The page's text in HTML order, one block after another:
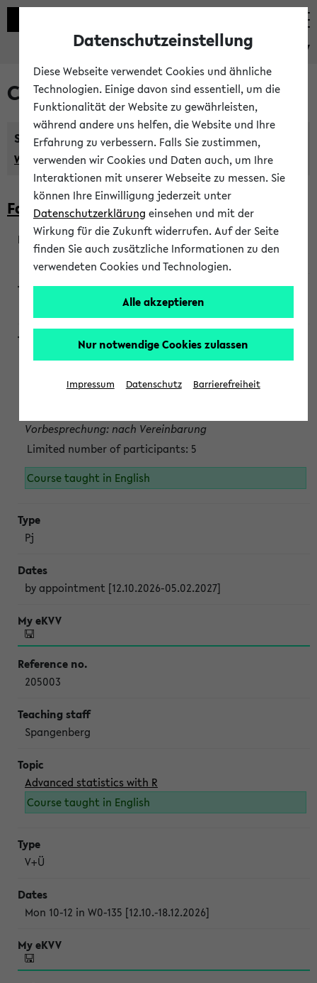
eKVV
Courses taught in English
Semester:
WiSe 2026/2027 SoSe 2026 Previous...
Faculty of Biology
200923
Wendisch, Peters-Wendisch, Stegelmann
Projektmodul "Bakterielle Biotechnologie"
Persönliche Anmeldung beim Veranstalter ist unbedingt
Vorbesprechung: nach Vereinbarung
Limited number of participants: 5
Course taught in English
Pj
by appointment [12.10.2026-05.02.2027]
205003
Spangenberg
Advanced statistics with R
Course taught in English
V+Ü
Mon 10-12 in W0-135 [12.10.-18.12.2026]
Datenschutzeinstellung
Diese Webseite verwendet Cookies und ähnliche
Technologien. Einige davon sind essentiell, um die
Funktionalität der Website zu gewährleisten,
während andere uns helfen, die Website und Ihre
Erfahrung zu verbessern. Falls Sie zustimmen,
verwenden wir Cookies und Daten auch, um Ihre
Interaktionen mit unserer Webseite zu messen. Sie
können Ihre Einwilligung jederzeit unter
Datenschutzerklärung einsehen und mit der
Wirkung für die Zukunft widerrufen. Auf der Seite
finden Sie auch zusätzliche Informationen zu den
verwendeten Cookies und Technologien.
Alle akzeptieren
Nur notwendige Cookies zulassen
Impressum Datenschutz Barrierefreiheit